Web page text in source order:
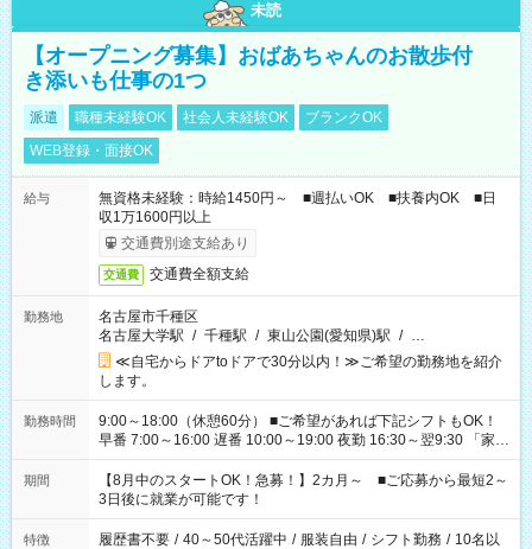
未読
【オープニング募集】おばあちゃんのお散歩付
き添いも仕事の1つ
派遣 職種未経験OK 社会人未経験OK
ブランクOK
WEB登録・面接OK
給与
無資格未経験：時給1450円～ ■週払いOK ■扶養内OK ■日
収1万1600円以上
交通費別途支給あり
交通費 交通費全額支給
勤務地
名古屋市千種区
名古屋大学駅 / 千種駅 / 東山公園(愛知県)駅 / …
≪自宅からドアtoドアで30分以内！≫ご希望の勤務地を紹介
します。
勤務時間
9:00～18:00（休憩60分） ■ご希望があれば下記シフトもOK！
早番 7:00～16:00 遅番 10:00～19:00 夜勤 16:30～翌9:30 「家族
と休みを合わせたい」 「余裕を持って夕飯の準備がしたい」
「できれば残業はしたくない」 など、ご希望を教えてください
ね。 ※Wワーク希望の方へ 今ご覧のお仕事で希望する勤務時間
と、もう1つのお仕事の勤務時間。 合計で週40時間を超える場
合は応募できません。
期間
【8月中のスタートOK！急募！】2カ月～ ■ご応募から最短2～
3日後に就業が可能です！
特徴 履歴書不要 / 40～50代活躍中 / 服装自由 / シフト勤務 / 10名以